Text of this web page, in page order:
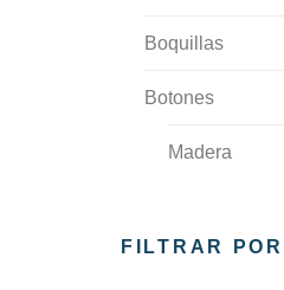
Boquillas
Botones
Madera
FILTRAR